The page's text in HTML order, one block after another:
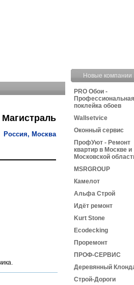
Россия, Москва
Новые компании
PRO Обои -
Профессиональная
поклейка обоев
Wallsetvice
Оконный сервис
ПрофУют - Ремонт
квартир в Москве и
Московской
MSRGROUP
Камелот
Альфа Строй
Идёт ремонт
Kurt Stone
Ecodecking
Проремонт
ПРОФ-СЕРВИС
Деревянный
Строй-Дороги